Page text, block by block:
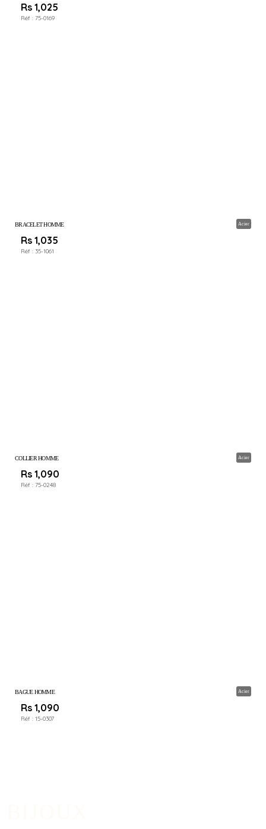
Rs 1,025
Réf : 75-0169
Acier
BRACELET HOMME
Rs 1,035
Réf : 35-1061
Acier
COLLIER HOMME
Rs 1,090
Réf : 75-0248
Acier
BAGUE HOMME
Rs 1,090
Réf : 15-0307